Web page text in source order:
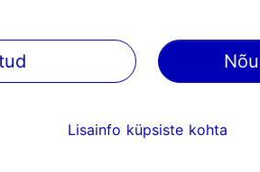
Lisainfo küpsiste kohta